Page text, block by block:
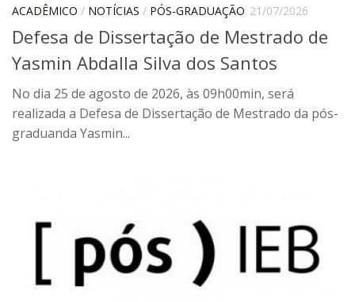
PCA
Divisão Administrativa Financeira
Sobre
Divisão de Apoio e Divulgação
Transparência
Acervo
Catálogo on-line
Consulta/Normas
Ações e Parcerias
ACADÊMICO / NOTÍCIAS / PÓS-GRADUAÇÃO 21/07/2026
Defesa de Dissertação de Mestrado de
Yasmin Abdalla Silva dos Santos
No dia 25 de agosto de 2026, às 09h00min, será
realizada a Defesa de Dissertação de Mestrado da pós-
graduanda Yasmin...